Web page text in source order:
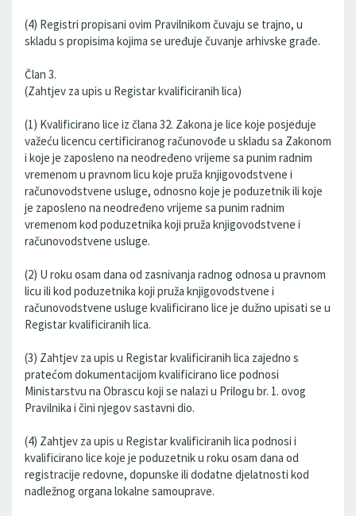
(4) Registri propisani ovim Pravilnikom čuvaju se trajno, u
skladu s propisima kojima se uređuje čuvanje arhivske građe.
Član 3.
(Zahtjev za upis u Registar kvalificiranih lica)
(1) Kvalificirano lice iz člana 32. Zakona je lice koje posjeduje
važeću licencu certificiranog računovođe u skladu sa Zakonom
i koje je zaposleno na neodređeno vrijeme sa punim radnim
vremenom u pravnom licu koje pruža knjigovodstvene i
računovodstvene usluge, odnosno koje je poduzetnik ili koje
je zaposleno na neodređeno vrijeme sa punim radnim
vremenom kod poduzetnika koji pruža knjigovodstvene i
računovodstvene usluge.
(2) U roku osam dana od zasnivanja radnog odnosa u pravnom
licu ili kod poduzetnika koji pruža knjigovodstvene i
računovodstvene usluge kvalificirano lice je dužno upisati se u
Registar kvalificiranih lica.
(3) Zahtjev za upis u Registar kvalificiranih lica zajedno s
pratećom dokumentacijom kvalificirano lice podnosi
Ministarstvu na Obrascu koji se nalazi u Prilogu br. 1. ovog
Pravilnika i čini njegov sastavni dio.
(4) Zahtjev za upis u Registar kvalificiranih lica podnosi i
kvalificirano lice koje je poduzetnik u roku osam dana od
registracije redovne, dopunske ili dodatne djelatnosti kod
nadležnog organa lokalne samouprave.